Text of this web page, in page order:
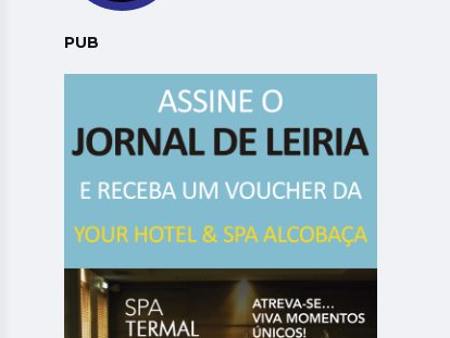
PUB